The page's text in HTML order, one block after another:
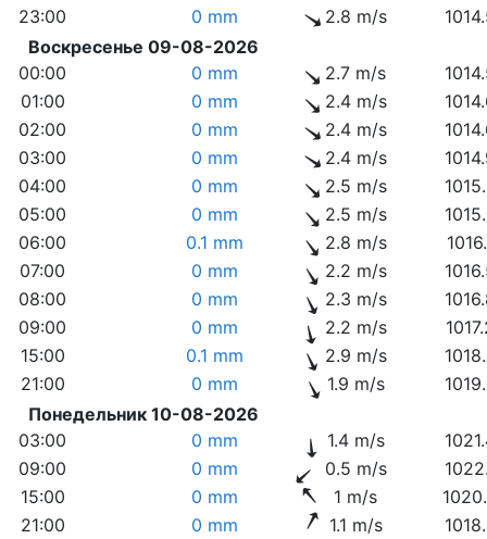
23:00
0 mm 2.8 m/s
Воскресенье 09-08-2026
00:00
0 mm 2.7 m/s
01:00
0 mm 2.4 m/s
02:00
0 mm 2.4 m/s
03:00
0 mm 2.4 m/s
04:00
0 mm 2.5 m/s
05:00
0 mm 2.5 m/s
06:00
0.1 mm 2.8 m/s
07:00
0 mm 2.2 m/s
08:00
0 mm 2.3 m/s
09:00
0 mm 2.2 m/s
15:00
0.1 mm 2.9 m/s
21:00
0 mm 1.9 m/s
Понедельник 10-08-2026
03:00
0 mm 1.4 m/s
09:00
0 mm 0.5 m/s
15:00
0 mm 1 m/s
21:00
0 mm 1.1 m/s